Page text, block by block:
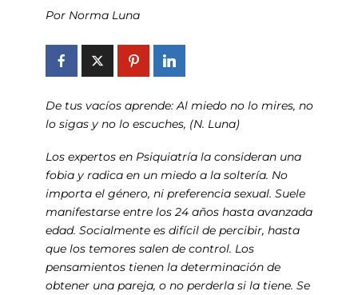
Por Norma Luna
De tus vacíos aprende: Al miedo no lo mires, no
lo sigas y no lo escuches, (N. Luna)
Los expertos en Psiquiatría la consideran una
fobia y radica en un miedo a la soltería. No
importa el género, ni preferencia sexual. Suele
manifestarse entre los 24 años hasta avanzada
edad. Socialmente es difícil de percibir, hasta
que los temores salen de control. Los
pensamientos tienen la determinación de
obtener una pareja, o no perderla si la tiene. Se